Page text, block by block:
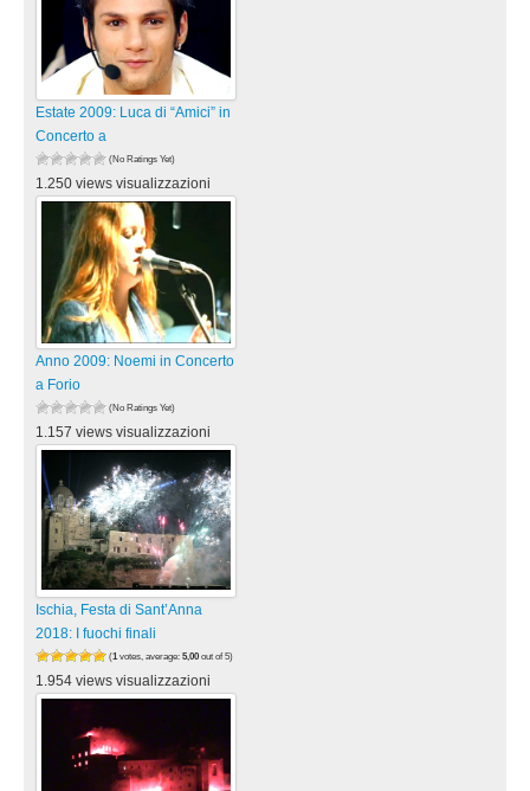
Estate 2009: Luca di “Amici” in
Concerto a
(No Ratings Yet)
1.250 views visualizzazioni
Anno 2009: Noemi in Concerto
a Forio
(No Ratings Yet)
1.157 views visualizzazioni
Ischia, Festa di Sant’Anna
2018: I fuochi finali
(1 votes, average: 5,00 out of 5)
1.954 views visualizzazioni